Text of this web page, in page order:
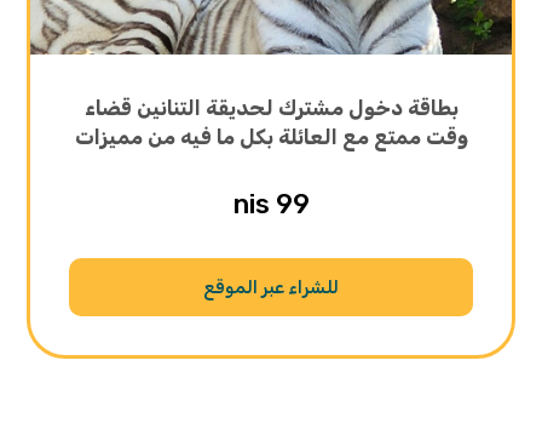
بطاقة دخول مشترك لحديقة التنانين قضاء
وقت ممتع مع العائلة بكل ما فيه من مميزات
99 nis
للشراء عبر الموقع